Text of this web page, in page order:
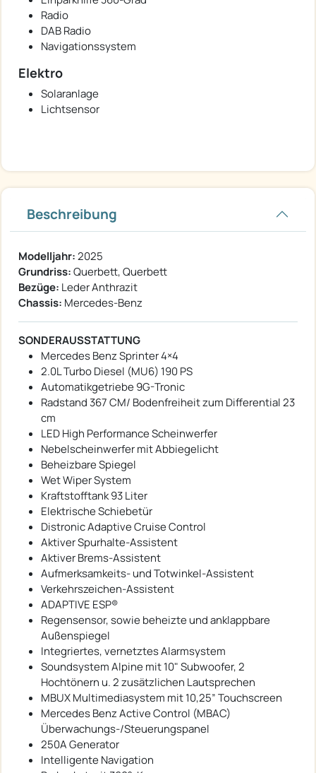
Radio
DAB Radio
Navigationssystem
Elektro
Solaranlage
Lichtsensor
Beschreibung
Modelljahr:2025
Grundriss:Querbett, Querbett
Bezüge: Leder Anthrazit
Chassis: Mercedes-Benz
SONDERAUSSTATTUNG
Mercedes Benz Sprinter 4×4
2.0L Turbo Diesel (MU6) 190 PS
Automatikgetriebe 9G-Tronic
Radstand 367 CM/ Bodenfreiheit zum Differential 23
cm
LED High Performance Scheinwerfer
Nebelscheinwerfer mit Abbiegelicht
Beheizbare Spiegel
Wet Wiper System
Kraftstofftank 93 Liter
Elektrische Schiebetür
Distronic Adaptive Cruise Control
Aktiver Spurhalte-Assistent
Aktiver Brems-Assistent
Aufmerksamkeits- und Totwinkel-Assistent
Verkehrszeichen-Assistent
ADAPTIVE ESP®
Regensensor, sowie beheizte und anklappbare
Außenspiegel
Integriertes, vernetztes Alarmsystem
Soundsystem Alpine mit 10" Subwoofer, 2
Hochtönern u. 2 zusätzlichen Lautsprechen
MBUX Multimediasystem mit 10,25” Touchscreen
Mercedes Benz Active Control (MBAC)
Überwachungs-/Steuerungspanel
250A Generator
Intelligente Navigation